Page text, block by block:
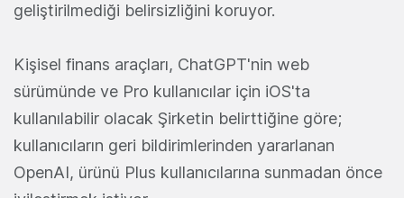
geliştirilmediği belirsizliğini koruyor.
Kişisel finans araçları, ChatGPT'nin web
sürümünde ve Pro kullanıcılar için iOS'ta
kullanılabilir olacak Şirketin belirttiğine göre;
kullanıcıların geri bildirimlerinden yararlanan
OpenAI, ürünü Plus kullanıcılarına sunmadan önce